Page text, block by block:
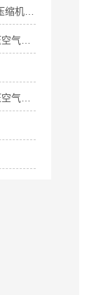
一文与您分享消防呼吸空气压缩机的维护保养方法